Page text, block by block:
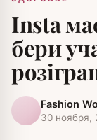
Insta
бери
Fashion
30 ноября,